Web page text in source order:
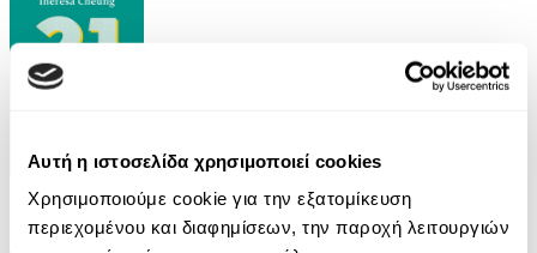
Αυτή η ιστοσελίδα χρησιμοποιεί cookies
Χρησιμοποιούμε cookie για την εξατομίκευση
περιεχομένου και διαφημίσεων, την παροχή λειτουργιών
eBook
21 Ευκαιρίες να ξεπεράσεις τον εαυτό σου